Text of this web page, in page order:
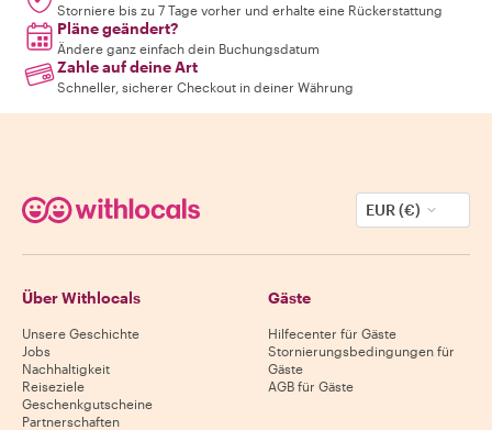
Storniere bis zu 7 Tage vorher und erhalte eine Rückerstattung
Pläne geändert?
Ändere ganz einfach dein Buchungsdatum
Zahle auf deine Art
Schneller, sicherer Checkout in deiner Währung
EUR (€)
Über Withlocals
Unsere Geschichte
Jobs
Nachhaltigkeit
Reiseziele
Geschenkgutscheine
Partnerschaften
Gäste
Hilfecenter für Gäste
Stornierungsbedingungen für
Gäste
AGB für Gäste